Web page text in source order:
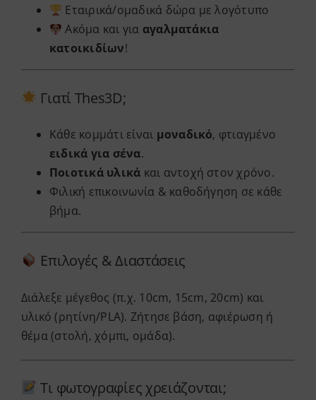
Εταιρικά/ομαδικά δώρα με λογότυπο
Ακόμα και για αγαλματάκια
κατοικιδίων!
Γιατί Thes3D;
Κάθε κομμάτι είναι μοναδικό, φτιαγμένο
ειδικά για σένα.
Ποιοτικά υλικά και αντοχή στον χρόνο.
Φιλική επικοινωνία & καθοδήγηση σε κάθε
βήμα.
Επιλογές & Διαστάσεις
Διάλεξε μέγεθος (π.χ. 10cm, 15cm, 20cm) και
υλικό (ρητίνη/PLA). Ζήτησε βάση, αφιέρωση ή
θέμα (στολή, χόμπι, ομάδα).
Τι φωτογραφίες χρειάζονται;